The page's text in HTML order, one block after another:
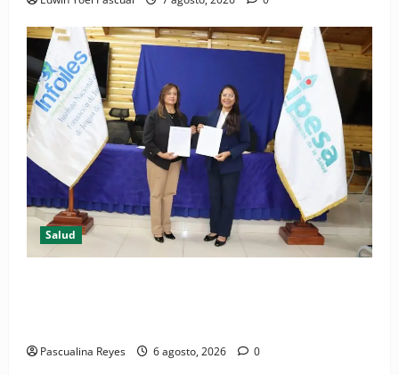
Salud
Pascualina Reyes 6 agosto, 2026 0